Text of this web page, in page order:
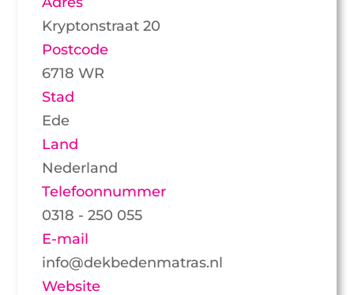
Kryptonstraat 20
Postcode
6718 WR
Stad
Ede
Land
Nederland
Telefoonnummer
0318 - 250 055
E-mail
info@dekbedenmatras.nl
Website